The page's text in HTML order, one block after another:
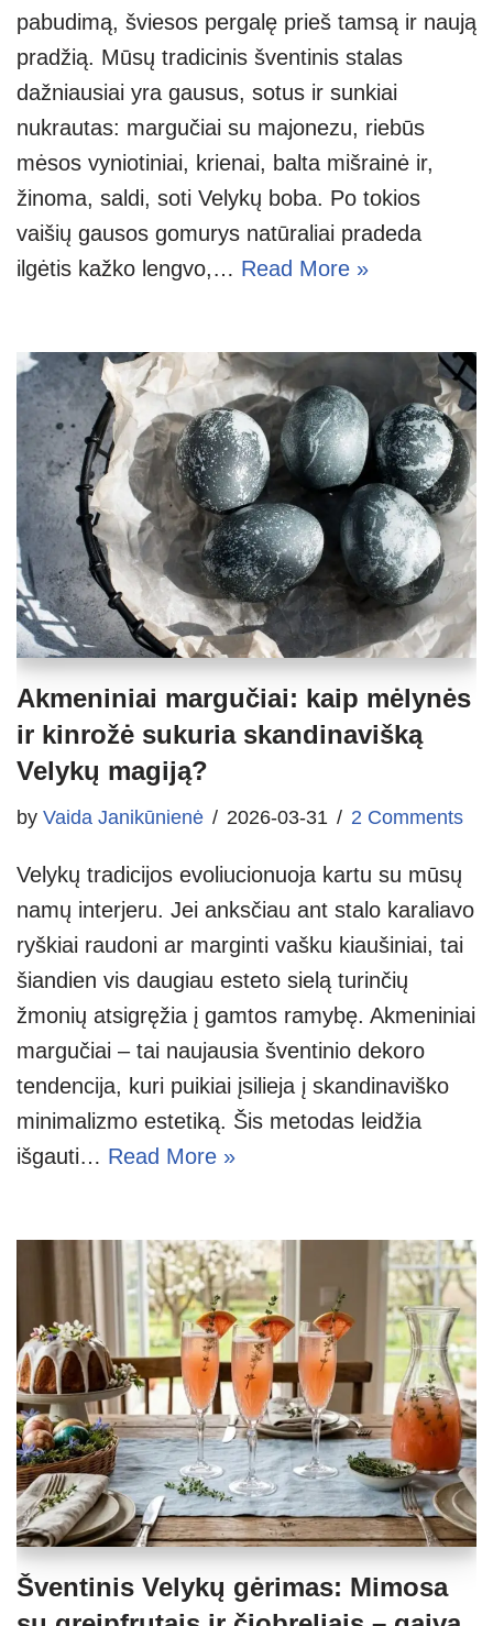
pabudimą, šviesos pergalę prieš tamsą ir naują
pradžią. Mūsų tradicinis šventinis stalas
dažniausiai yra gausus, sotus ir sunkiai
nukrautas: margučiai su majonezu, riebūs
mėsos vyniotiniai, krienai, balta mišrainė ir,
žinoma, saldi, soti Velykų boba. Po tokios
vaišių gausos gomurys natūraliai pradeda
ilgėtis kažko lengvo,… Read More »
Akmeniniai margučiai: kaip mėlynės
ir kinrožė sukuria skandinavišką
Velykų magiją?
by Vaida Janikūnienė 2026-03-31 2 Comments
Velykų tradicijos evoliucionuoja kartu su mūsų
namų interjeru. Jei anksčiau ant stalo karaliavo
ryškiai raudoni ar marginti vašku kiaušiniai, tai
šiandien vis daugiau esteto sielą turinčių
žmonių atsigręžia į gamtos ramybę. Akmeniniai
margučiai – tai naujausia šventinio dekoro
tendencija, kuri puikiai įsilieja į skandinaviško
minimalizmo estetiką. Šis metodas leidžia
išgauti… Read More »
Šventinis Velykų gėrimas: Mimosa